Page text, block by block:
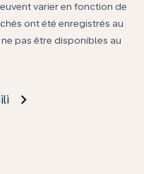
varier en fonction de
ont été enregistrés au
pas être disponibles au